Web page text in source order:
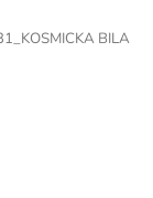
BILA